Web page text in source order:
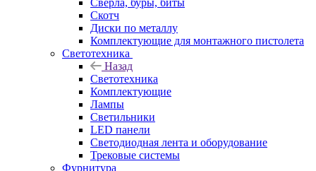
Сверла, буры, биты
Скотч
Диски по металлу
Комплектующие для монтажного пистолета
Светотехника
Назад
Светотехника
Комплектующие
Лампы
Светильники
LED панели
Светодиодная лента и оборудование
Трековые системы
Фурнитура